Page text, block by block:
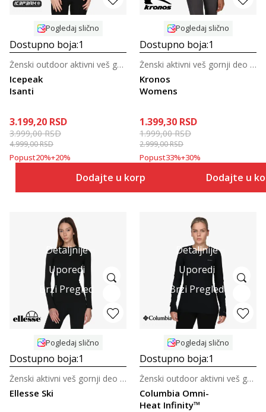
Pogledaj slično
Dostupno boja:1
Icepeak
Isanti
Ženski outdoor aktivni veš gornji deo
3.199,20 RSD
3.999,00RSD
4.999,00RSD
Popust20%+20%
Dodajte u korpu
Pogledaj slično
Dostupno boja:1
Kronos
Womens
Ženski aktivni veš gornji deo za skijanje
1.399,30 RSD
1.999,00RSD
2.999,00RSD
Popust33%+30%
Dodajte u
Detaljnije
Uporedi
Brzi Pregled
Pogledaj slično
Dostupno boja:1
Ellesse Ski
Ženski aktivni veš gornji deo za skijanje
Detaljnije
Uporedi
Brzi Pregled
Pogledaj slično
Dostupno boja:1
Columbia Omni-
Heat Infinity™
Ženski outdoor aktivni veš gornji deo